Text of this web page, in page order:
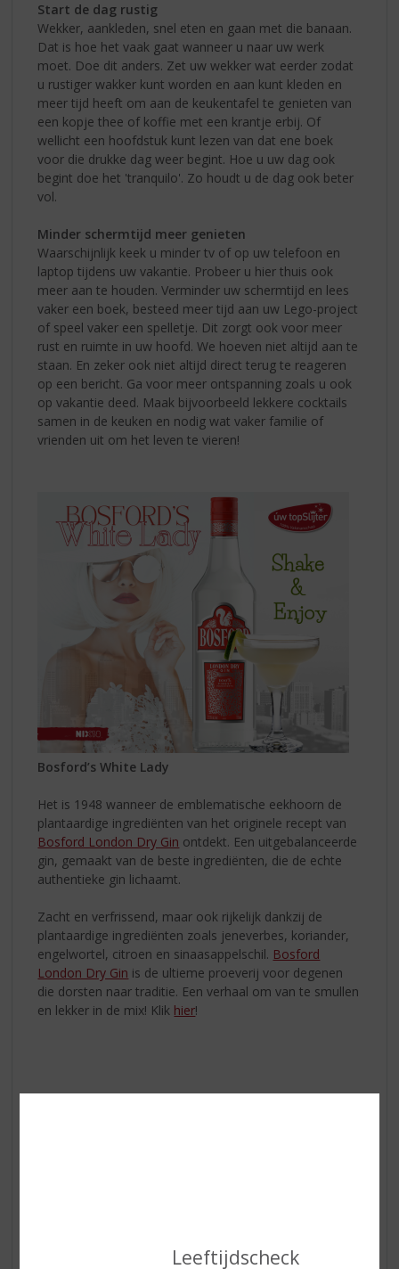
Leeftijdscheck
Start de dag rustig
Wekker, aankleden, snel eten en gaan met die banaan.
Dat is hoe het vaak gaat wanneer u naar uw werk
moet. Doe dit anders. Zet uw wekker wat eerder zodat
u rustiger wakker kunt worden en aan kunt kleden en
meer tijd heeft om aan de keukentafel te genieten van
een kopje thee of koffie met een krantje erbij. Of
wellicht een hoofdstuk kunt lezen van dat ene boek
voor die drukke dag weer begint. Hoe u uw dag ook
begint doe het 'tranquilo'. Zo houdt u de dag ook beter
vol.
Minder schermtijd meer genieten
Waarschijnlijk keek u minder tv of op uw telefoon en
laptop tijdens uw vakantie. Probeer u hier thuis ook
meer aan te houden. Verminder uw schermtijd en lees
vaker een boek, besteed meer tijd aan uw Lego-project
of speel vaker een spelletje. Dit zorgt ook voor meer
rust en ruimte in uw hoofd. We hoeven niet altijd aan te
staan. En zeker ook niet altijd direct terug te reageren
op een bericht. Ga voor meer ontspanning zoals u ook
op vakantie deed. Maak bijvoorbeeld lekkere cocktails
samen in de keuken en nodig wat vaker familie of
vrienden uit om het leven te vieren!
Bosford’s White Lady
Het is 1948 wanneer de emblematische eekhoorn de
plantaardige ingrediënten van het originele recept van
Bosford London Dry Gin ontdekt. ​​Een uitgebalanceerde
gin, gemaakt van de beste ingrediënten, die de echte
authentieke gin lichaamt.
Zacht en verfrissend, maar ook rijkelijk dankzij de
plantaardige ingrediënten zoals jeneverbes, koriander,
engelwortel, citroen en sinaasappelschil. Bosford
London Dry Gin is de ultieme proeverij voor degenen
die dorsten naar traditie. Een verhaal om van te smullen
en lekker in de mix! Klik hier!